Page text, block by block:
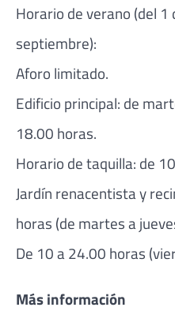
Horario de verano (del 1
septiembre):
Aforo limitado.
Edificio principal: de
18.00 horas.
Horario de taquilla: de
Jardín renacentista y
horas (de martes a
De 10 a 24.00 horas
Más información